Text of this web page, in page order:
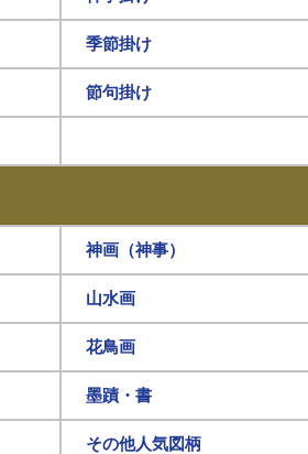
季節掛け
節句掛け
神画（神事）
山水画
花鳥画
墨蹟・書
その他人気図柄